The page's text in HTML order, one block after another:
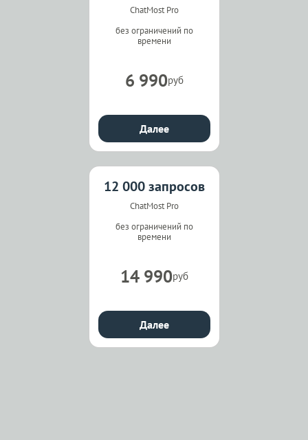
ChatMost Pro
без ограничений по
времени
6 990руб
Далее
12 000 запросов
ChatMost Pro
без ограничений по
времени
14 990руб
Далее